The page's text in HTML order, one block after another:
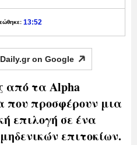
13:52
on Google
από τα Alpha
προσφέρουν μια
επιλογή σε ένα
επιτοκίων.